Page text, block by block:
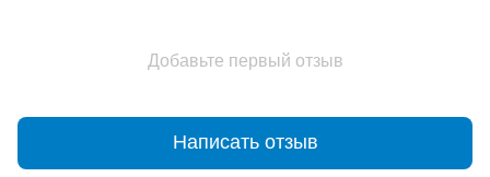
Добавьте первый отзыв
Написать отзыв